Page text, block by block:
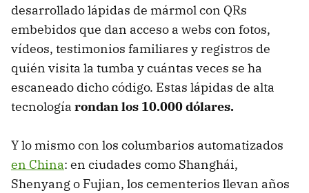
desarrollado lápidas de mármol con QRs
embebidos que dan acceso a webs con fotos,
vídeos, testimonios familiares y registros de
quién visita la tumba y cuántas veces se ha
escaneado dicho código. Estas lápidas de alta
tecnología rondan los 10.000 dólares.
Y lo mismo con los columbarios automatizados
en China: en ciudades como Shanghái,
Shenyang o Fujian, los cementerios llevan años